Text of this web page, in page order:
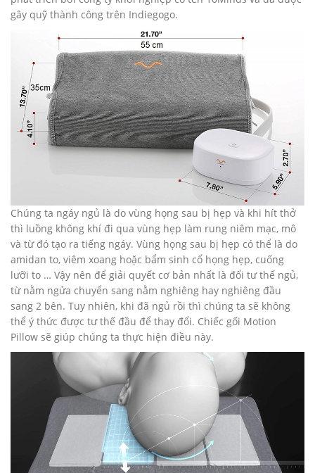
gây quỹ thành công trên Indiegogo.
Chúng ta ngáy ngủ là do vùng họng sau bị hẹp và khi hít thở
thì luồng không khí đi qua vùng hẹp làm rung niêm mạc, mô
và từ đó tạo ra tiếng ngáy. Vùng họng sau bị hẹp có thể là do
amidan to, viêm xoang hoặc bẩm sinh cổ họng hẹp, cuống
lưỡi to … Vậy nên để giải quyết cơ bản nhất là đổi tư thế ngủ,
từ nằm ngửa chuyển sang nằm nghiêng hay nghiêng đầu
sang 2 bên. Tuy nhiên, khi đã ngủ rồi thì chúng ta sẽ không
thể ý thức được tư thế đầu để thay đổi. Chiếc gối Motion
Pillow sẽ giúp chúng ta thực hiện điều này.